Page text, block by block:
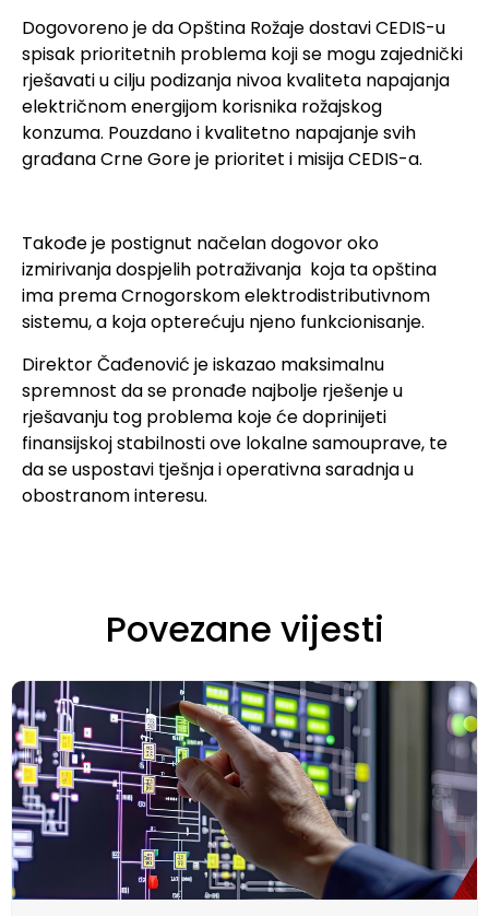
Dogovoreno je da Opština Rožaje dostavi CEDIS-u
spisak prioritetnih problema koji se mogu zajednički
rješavati u cilju podizanja nivoa kvaliteta napajanja
električnom energijom korisnika rožajskog
konzuma. Pouzdano i kvalitetno napajanje svih
građana Crne Gore je prioritet i misija CEDIS-a.
Takođe je postignut načelan dogovor oko
izmirivanja dospjelih potraživanja koja ta opština
ima prema Crnogorskom elektrodistributivnom
sistemu, a koja opterećuju njeno funkcionisanje.
Direktor Čađenović je iskazao maksimalnu
spremnost da se pronađe najbolje rješenje u
rješavanju tog problema koje će doprinijeti
finansijskoj stabilnosti ove lokalne samouprave, te
da se uspostavi tješnja i operativna saradnja u
obostranom interesu.
Povezane vijesti